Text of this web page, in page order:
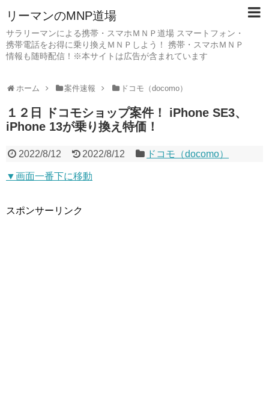
リーマンのMNP道場
サラリーマンによる携帯・スマホＭＮＰ道場 スマートフォン・
携帯電話をお得に乗り換えＭＮＰしよう！ 携帯・スマホＭＮＰ
情報も随時配信！※本サイトは広告が含まれています
ホーム 案件速報 ドコモ（docomo）
１２日 ドコモショップ案件！ iPhone SE3、
iPhone 13が乗り換え特価！
2022/8/12 2022/8/12 ドコモ（docomo）
▼画面一番下に移動
スポンサーリンク